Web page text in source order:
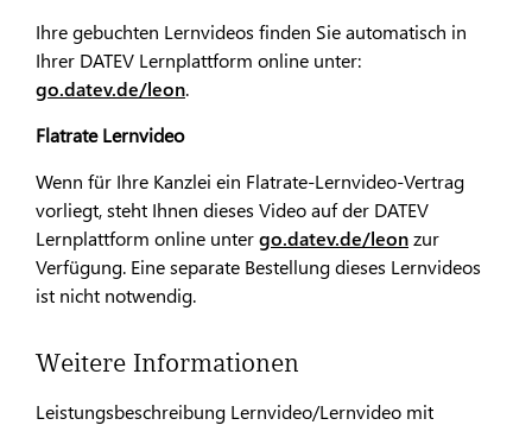
Ihre gebuchten Lernvideos finden Sie automatisch in
Ihrer DATEV Lernplattform online unter:
go.datev.de/leon.
Flatrate Lernvideo
Wenn für Ihre Kanzlei ein Flatrate-Lernvideo-Vertrag
vorliegt, steht Ihnen dieses Video auf der DATEV
Lernplattform online untergo.datev.de/leonzur
Verfügung. Eine separate Bestellung dieses Lernvideos
ist nicht notwendig.
Weitere Informationen
Leistungsbeschreibung Lernvideo/Lernvideo mit